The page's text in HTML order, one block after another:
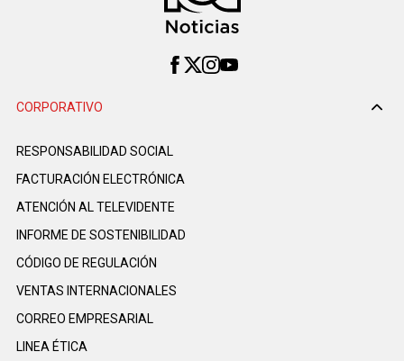
CORPORATIVO
RESPONSABILIDAD SOCIAL
FACTURACIÓN ELECTRÓNICA
ATENCIÓN AL TELEVIDENTE
INFORME DE SOSTENIBILIDAD
CÓDIGO DE REGULACIÓN
VENTAS INTERNACIONALES
CORREO EMPRESARIAL
LINEA ÉTICA